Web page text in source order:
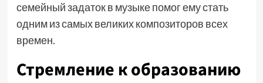
семейный задаток в музыке помог ему стать
одним из самых великих композиторов всех
времен.
Стремление к образованию